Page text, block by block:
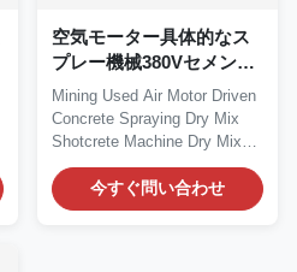
空気モーター具体的なス
プレー機械380Vセメント
のスプレーヤー機械
Mining Used Air Motor Driven
Concrete Spraying Dry Mix
Shotcrete Machine Dry Mix
Shotcrete...
今すぐ問い合わせ